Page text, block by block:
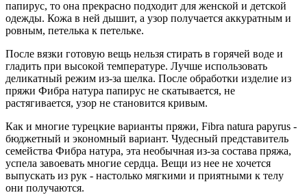
папирус, то она прекрасно подходит для женской и детской
одежды. Кожа в ней дышит, а узор получается аккуратным и
ровным, петелька к петельке.
После вязки готовую вещь нельзя стирать в горячей воде и
гладить при высокой температуре. Лучше использовать
деликатный режим из-за шелка. После обработки изделие из
пряжи Фибра натура папирус не скатывается, не
растягивается, узор не становится кривым.
Как и многие турецкие варианты пряжи, Fibra natura papyrus -
бюджетный и экономный вариант. Чудесный представитель
семейства Фибра натура, эта необычная из-за состава пряжа,
успела завоевать многие сердца. Вещи из нее не хочется
выпускать из рук - настолько мягкими и приятными к телу
они получаются.